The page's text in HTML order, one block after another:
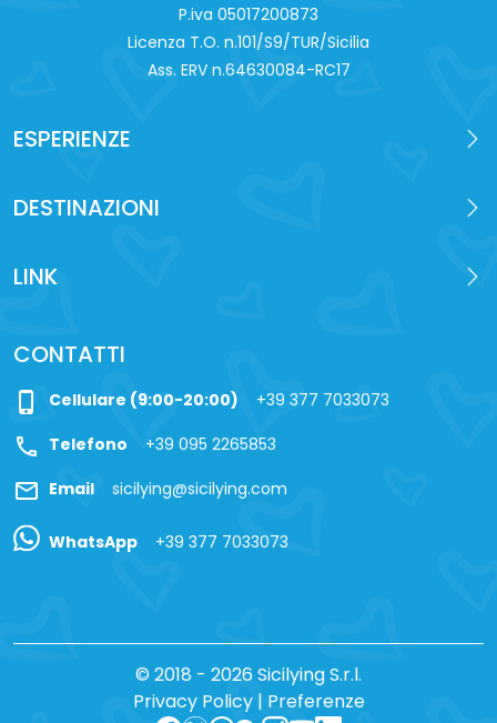
P.iva 0‍5017200873
Licenza T.O. n.101/S9/TUR/Sicilia
Ass. ERV n.64630084-RC17
ESPERIENZE
DESTINAZIONI
LINK
CONTATTI
phone_iphone Cellulare (9:00-20:00) +39 377 7033073
call Telefono +39 095 2265853
mail Email sicilying@sicilying.com
WhatsApp +39 377 7033073
© 2018 - 2026 Sicilying S.r.l.
Privacy Policy| Preferenze